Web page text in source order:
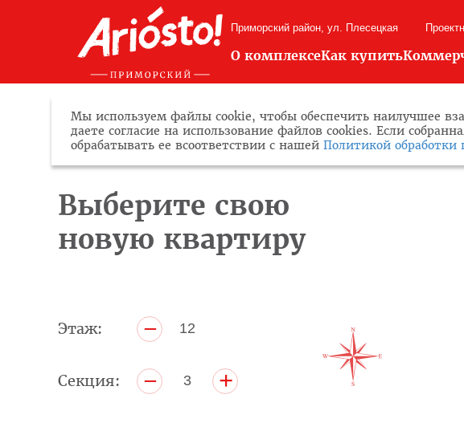
Приморский район, ул. Плесецкая
О комплексеКак купить
Выберите свою
новую квартиру
Этаж: – 12
Секция: – 3 +
Мы используем файлы cookie, чтобы обеспечить наилучшее
даете согласие на использование файлов cookies. Если
обрабатывать ее всоответствии с нашей Политикой обработки